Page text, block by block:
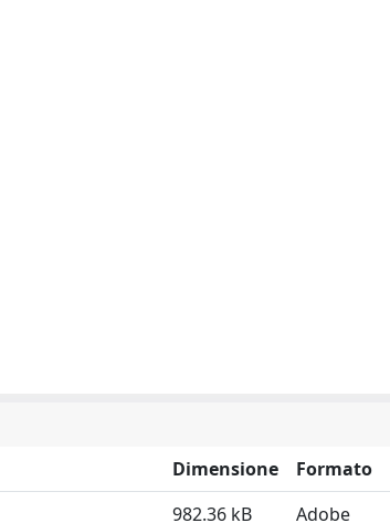
Dimensione
Formato
982.36 kB
Adobe